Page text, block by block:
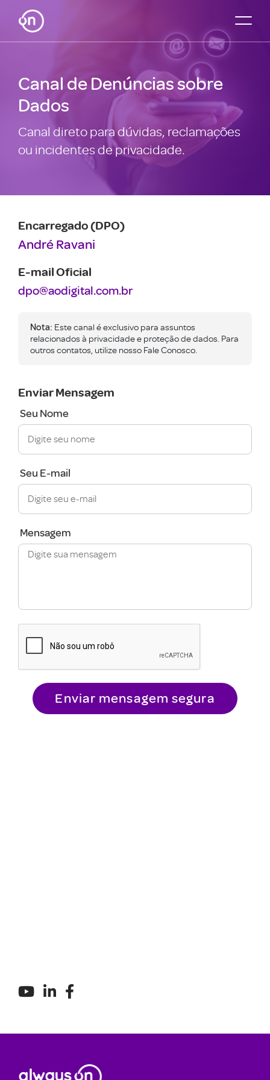
Canal de Denúncias sobre
Dados
Canal direto para dúvidas, reclamações
ou incidentes de privacidade.
Encarregado (DPO)
André Ravani
E-mail Oficial
dpo@aodigital.com.br
Nota: Este canal é exclusivo para assuntos
relacionados à privacidade e proteção de dados. Para
outros contatos, utilize nosso Fale Conosco.
Enviar Mensagem
Seu Nome
Seu E-mail
Mensagem